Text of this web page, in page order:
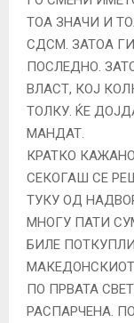
ТОА ЗНАЧИ И
СДСМ. ЗАТОА
ПОСЛЕДНО.
ВЛАСТ, КОЈ
ТОЛКУ. ЌЕ
МАНДАТ.
КРАТКО
СЕКОГАШ СЕ
ТУКУ ОД
МНОГУ ПАТИ
БИЛЕ
ПО ПРВАТА
РАСПАРЧЕНА.